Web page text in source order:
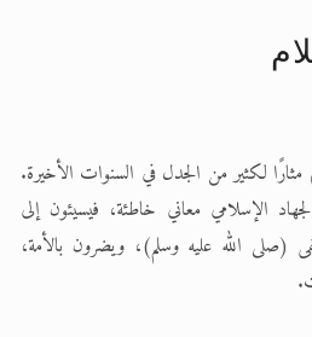
لأفراد الجماعة >> المزيد
الكتاب وتعرّف على حقيقة
لكثير من الجدل في السنوات الأخيرة.
الإسلامي معاني خاطئة، فيسيئون إلى
(صلى الله عليه وسلم)، ويضرون بالأمة،